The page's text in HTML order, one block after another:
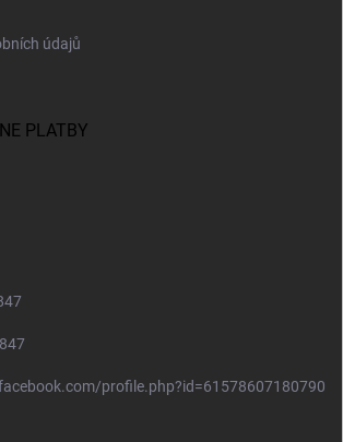
údajů
PLATBY
profile.php?id=61578607180790